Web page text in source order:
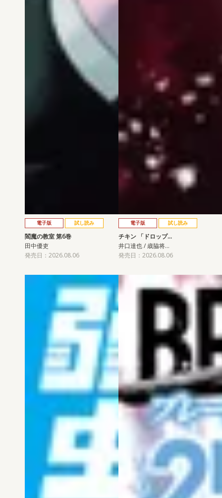
電子版 試し読み
閻魔の教室 第6巻
田中優吏
発売日：2026.08.06
電子版 試し読み
チキン 「ドロップ…
井口達也 / 歳脇将…
発売日：2026.08.06